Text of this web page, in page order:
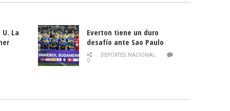
La
Everton tiene un duro
desafío ante Sao Paulo
DEPORTES, NACIONAL
0